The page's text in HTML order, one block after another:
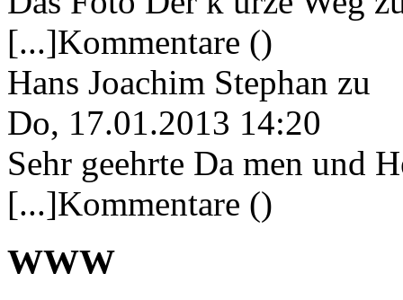
[...]Kommentare ()
Hans Joachim Stephan zu
Do, 17.01.2013 14:20
Sehr geehrte Da men und
[...]Kommentare ()
WWW